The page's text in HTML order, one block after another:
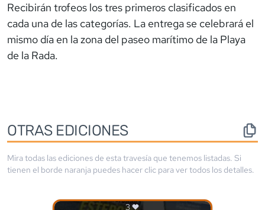
Recibirán trofeos los tres primeros clasificados en
cada una de las categorías. La entrega se celebrará el
mismo día en la zona del paseo marítimo de la Playa
de la Rada.
OTRAS EDICIONES
Mira todas las ediciones de esta travesía que tenemos listadas. Si
tienen el borde naranja puedes hacer clic para ver todos los detalles.
3